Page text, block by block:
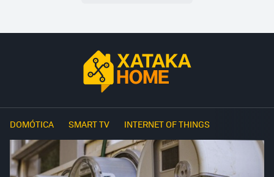
DOMÓTICA SMART TV INTERNET OF THINGS